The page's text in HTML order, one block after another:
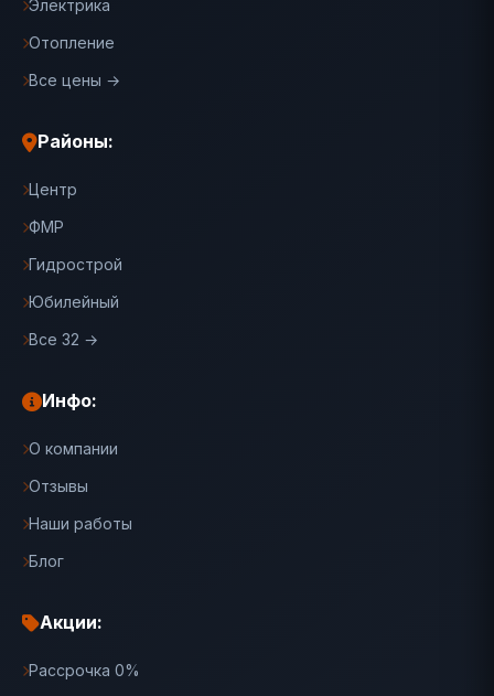
Электрика
Отопление
Все цены →
Районы:
Центр
ФМР
Гидрострой
Юбилейный
Все 32 →
Инфо:
О компании
Отзывы
Наши работы
Блог
Акции:
Рассрочка 0%